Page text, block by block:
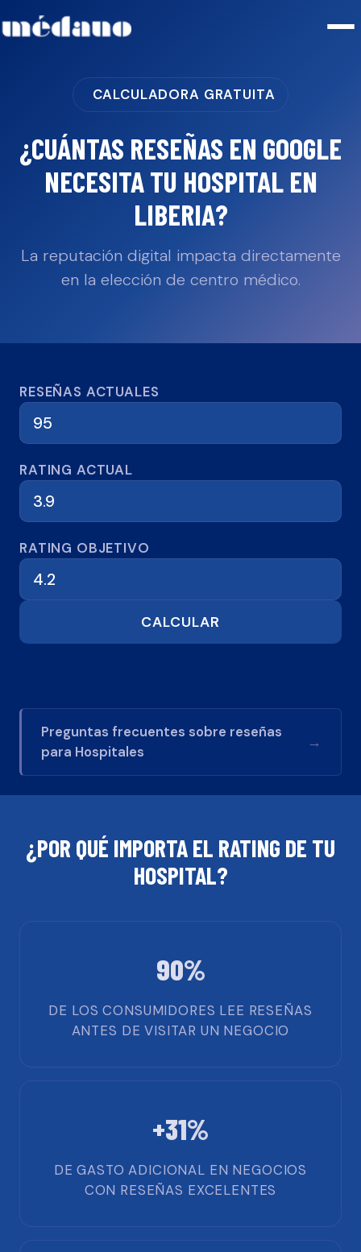
CALCULADORA GRATUITA
¿CUÁNTAS RESEÑAS EN GOOGLE
NECESITA TU HOSPITALEN
LIBERIA?
La reputación digital impacta directamente
en la elección de centro médico.
Calculadora de reseñas
RESEÑAS ACTUALES
RATING ACTUAL
RATING OBJETIVO
CALCULAR
Preguntas frecuentes sobre reseñas
para Hospitales
→
¿POR QUÉ IMPORTA EL RATING DE TU
HOSPITAL?
90%
DE LOS CONSUMIDORES LEE RESEÑAS
ANTES DE VISITAR UN NEGOCIO
+31%
DE GASTO ADICIONAL EN NEGOCIOS
CON RESEÑAS EXCELENTES